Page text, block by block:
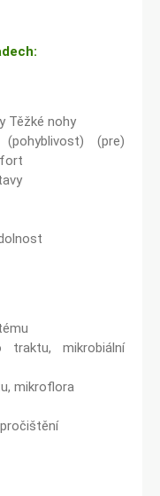
Těžké nohy
(pre)
traktu, mikrobiální
mikroflora